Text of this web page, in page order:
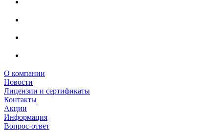
О компании
Новости
Лицензии и сертификаты
Контакты
Акции
Информация
Вопрос-ответ